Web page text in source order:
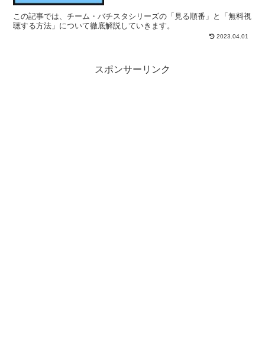
この記事では、チーム・バチスタシリーズの「見る順番」と「無料視
聴する方法」について徹底解説していきます。
2023.04.01
スポンサーリンク